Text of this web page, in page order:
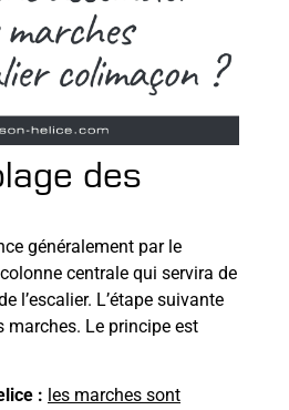
des
généralement par le
centrale qui servira de
l’escalier. L’étape suivante
marches. Le principe est
: les marches sont